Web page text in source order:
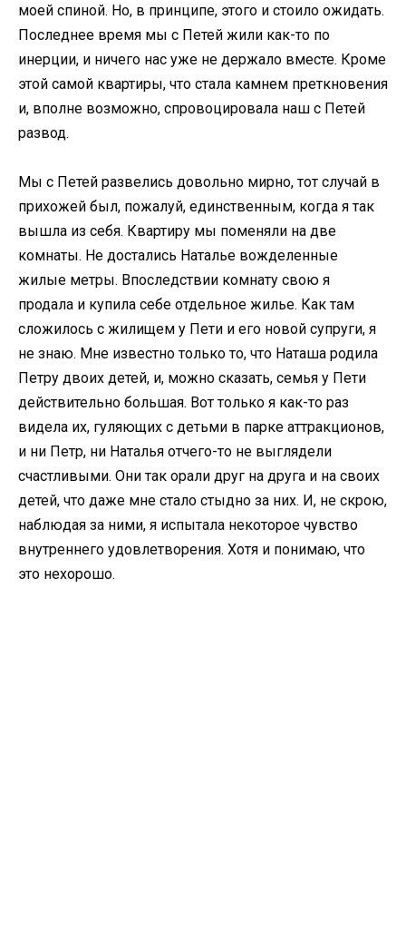
моей спиной. Но, в принципе, этого и стоило ожидать.
Последнее время мы с Петей жили как-то по
инерции, и ничего нас уже не держало вместе. Кроме
этой самой квартиры, что стала камнем преткновения
и, вполне возможно, спровоцировала наш с Петей
развод.
Мы с Петей развелись довольно мирно, тот случай в
прихожей был, пожалуй, единственным, когда я так
вышла из себя. Квартиру мы поменяли на две
комнаты. Не достались Наталье вожделенные
жилые метры. Впоследствии комнату свою я
продала и купила себе отдельное жилье. Как там
сложилось с жилищем у Пети и его новой супруги, я
не знаю. Мне известно только то, что Наташа родила
Петру двоих детей, и, можно сказать, семья у Пети
действительно большая. Вот только я как-то раз
видела их, гуляющих с детьми в парке аттракционов,
и ни Петр, ни Наталья отчего-то не выглядели
счастливыми. Они так орали друг на друга и на своих
детей, что даже мне стало стыдно за них. И, не скрою,
наблюдая за ними, я испытала некоторое чувство
внутреннего удовлетворения. Хотя и понимаю, что
это нехорошо.